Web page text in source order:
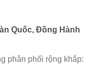
Quốc, Đồng Hành
phân phối rộng khắp: